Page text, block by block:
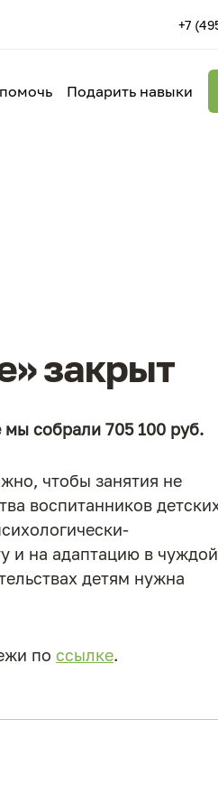
+7
Подарить навыки
закрыт
мы собрали 705 100 руб.
чтобы занятия не
воспитанников
и на адаптацию в чуждой
детям нужна
по ссылке.